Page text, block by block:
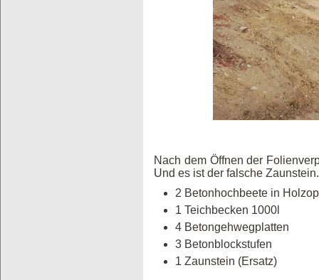
Nach dem Öffnen der
Und es ist der falsche
2 Betonhochbeete in
1 Teichbecken 1000l
4
3 Betonblockstufen
1 Zaunstein (Ersatz)